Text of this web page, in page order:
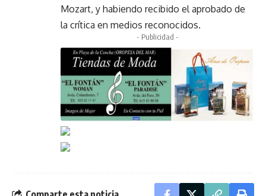
Mozart, y habiendo recibido el aprobado de
la crítica en medios reconocidos.
- Publicidad -